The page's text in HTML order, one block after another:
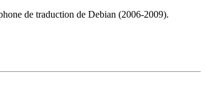
de traduction de Debian (2006-2009).